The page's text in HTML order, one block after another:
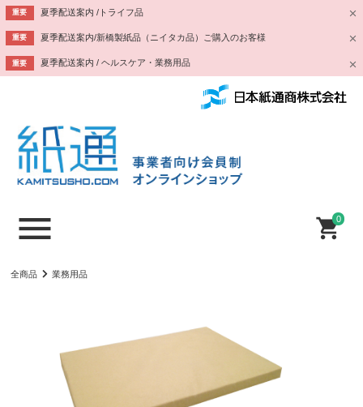
重要 夏季配送案内 /トライフ品
重要 夏季配送案内/新橋製紙品（ニイタカ品）ご購入のお客様
重要 夏季配送案内 / ヘルスケア・業務用品
0
全商品 業務用品